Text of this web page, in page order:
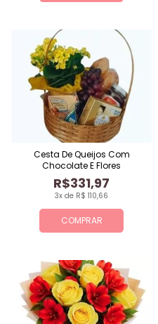
COMPRAR
3x de R$ 110,66
R$331,97
Cesta De Queijos Com
Chocolate E Flores